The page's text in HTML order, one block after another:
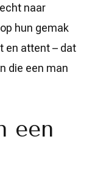
naar
hun gemak
en attent – dat
die een man
een